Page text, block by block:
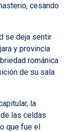
cesando
se deja sentir
y provincia
románica
de su sala
la
las celdas
que fue el